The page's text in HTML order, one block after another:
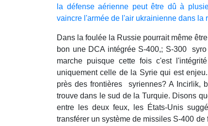
la défense aérienne peut être dû à
vaincre l'armée de l'air ukrainienne dans la
Dans la foulée la Russie pourrait même
bon une DCA intégrée S-400,; S-300
marche puisque cette fois c'est
uniquement celle de la Syrie qui est
près des frontières syriennes? A Incirlik,
trouve dans le sud de la Turquie. Disons
entre les deux feux, les États-Unis
transférer un système de missiles S-400